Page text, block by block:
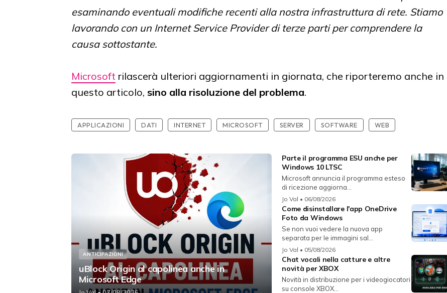
esaminando eventuali modifiche recenti alla nostra infrastruttura di rete. Stiamo
lavorando con un Internet Service Provider di terze parti per comprendere la
causa sottostante.
Microsoft rilascerà ulteriori aggiornamenti in giornata, che riporteremo anche in
questo articolo, sino alla risoluzione del problema.
APPLICAZIONI DATI INTERNET MICROSOFT SERVER SOFTWARE WEB
ANTICIPAZIONI
uBlock Origin al capolinea anche in
Microsoft Edge
Parte il programma ESU anche per
Windows 10 LTSC
Microsoft annuncia il programma esteso
di ricezione aggiorna...
Jo Val • 06/08/2026
Come disinstallare l'app OneDrive
Foto da Windows
Se non vuoi vedere la nuova app
separata per le immagini sal...
Jo Val • 05/08/2026
Chat vocali nella catture e altre
novità per XBOX
Novità in distribuzione per i videogiocatori
su console XBOX...